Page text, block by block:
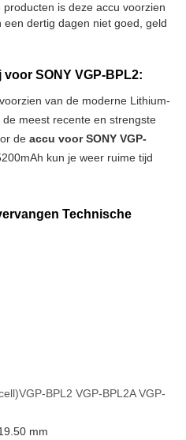
is deze accu voorzien
dertig dagen niet goed, geld
SONY VGP-BPL2:
van de moderne Lithium-
meest recente en strengste
de accu voor SONY VGP-
kun je weer ruime tijd
Technische
BPL2 VGP-BPL2A VGP-
mm